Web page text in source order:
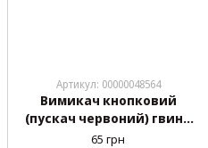
Артикул: 00000048564
Вимикач кнопковий
(пускач червоний) гвинт
латунний RH-020
65 грн